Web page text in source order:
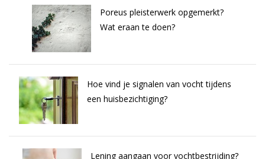
Poreus pleisterwerk opgemerkt?
Wat eraan te doen?
Hoe vind je signalen van vocht tijdens
een huisbezichtiging?
Lening aangaan voor vochtbestrijding?